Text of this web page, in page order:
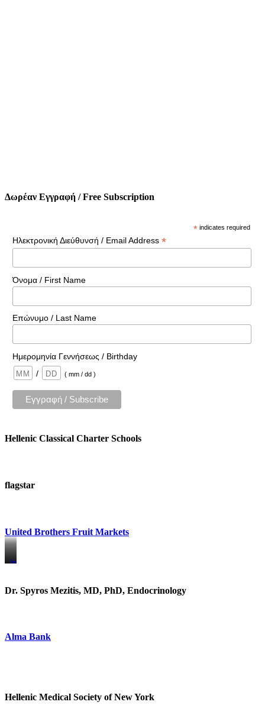
Δωρέαν Εγγραφή / Free Subscription
* indicates required
Ηλεκτρονική Διεύθυνσή / Email Address *
Όνομα / First Name
Επώνυμο / Last Name
Ημερομηνία Γεννήσεως / Birthday
/
( mm / dd )
Hellenic Classical Charter Schools
flagstar
United Brothers Fruit Markets
https://www.unitedbrothersfruitmarkets.com/
https://www.unitedbrothersfruitmarkets.com/
Dr. Spyros Mezitis, MD, PhD, Endocrinology
Alma Bank
Hellenic Medical Society of New York